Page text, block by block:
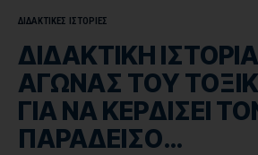
ΔΙΔΑΚΤΙΚΕΣ ΙΣΤΟΡΙΕΣ
ΔΙΔΑΚΤΙΚΗ
ΑΓΩΝΑΣ ΤΟΥ
ΓΙΑ ΝΑ ΚΕΡΔΙΣΕΙ
ΠΑΡΑΔΕΙΣΟ…